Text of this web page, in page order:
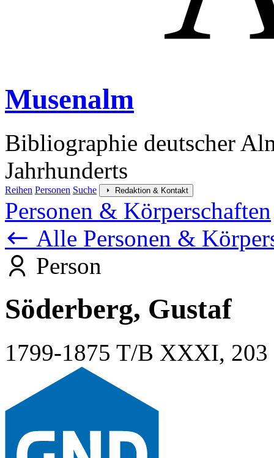
Musenalm
Bibliographie deutscher
Jahrhunderts
Reihen Personen Suche Redaktion & Kontakt
Personen & Körperschaften
Alle Personen &
Person
Söderberg, Gustaf
1799-1875 T/B XXXI, 203